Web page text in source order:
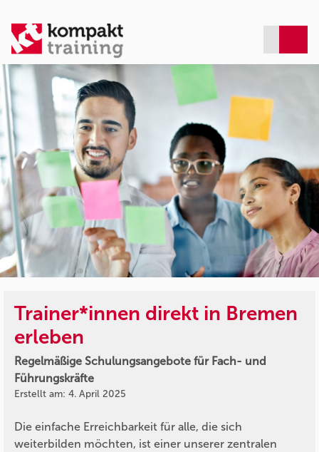
Trainer*innen direkt in Bremen
erleben
Regelmäßige Schulungsangebote für Fach- und
Führungskräfte
Erstellt am: 4. April 2025
Die einfache Erreichbarkeit für alle, die sich
weiterbilden möchten, ist einer unserer zentralen